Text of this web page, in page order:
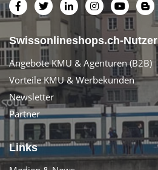
Swissonlineshops.ch-Nutzer
Angebote KMU & Agenturen (B2B)
Vorteile KMU & Werbekunden
Newsletter
Partner
Links